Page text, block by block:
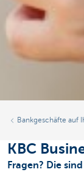
Bankgeschäfte auf
KBC
Fragen? Die